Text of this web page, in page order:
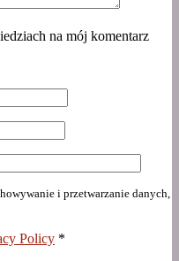
na mój komentarz
i przetwarzanie danych,
Policy *